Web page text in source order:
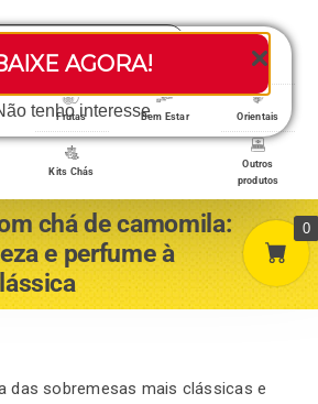
AGORA!
tenho interesse
Toggle
Loja/Produtos
Home
A empresa
Minha conta
Frutas Bem Estar Orientais
Kits Chás
Outros
produtos
chá de camomila:
e perfume à
das sobremesas mais clássicas e
0